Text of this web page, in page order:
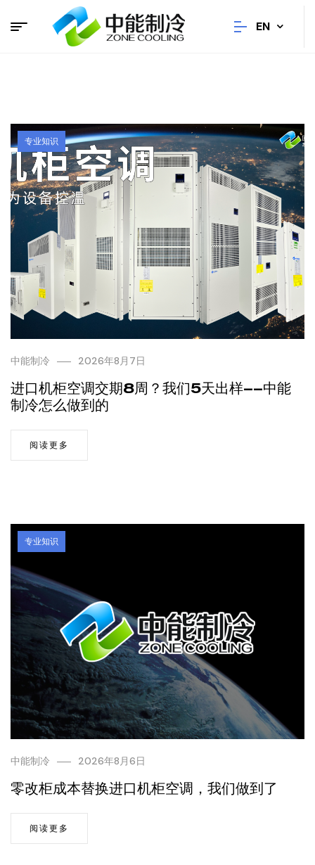
EN
专业知识
中能制冷 2026年8月7日
进口机柜空调交期8周？我们5天出样——中能
制冷怎么做到的
阅读更多
专业知识
中能制冷 2026年8月6日
零改柜成本替换进口机柜空调，我们做到了
阅读更多